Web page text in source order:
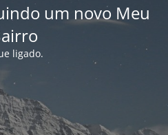
um novo Meu
ligado.